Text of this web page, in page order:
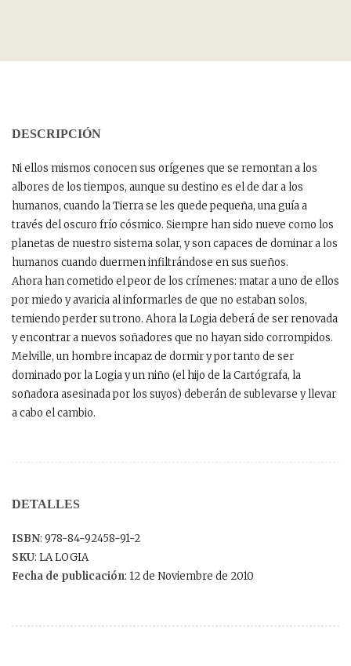
DESCRIPCIÓN
Ni ellos mismos conocen sus orígenes que se remontan a los
albores de los tiempos, aunque su destino es el de dar a los
humanos, cuando la Tierra se les quede pequeña, una guía a
través del oscuro frío cósmico. Siempre han sido nueve como los
planetas de nuestro sistema solar, y son capaces de dominar a los
humanos cuando duermen infiltrándose en sus sueños.
Ahora han cometido el peor de los crímenes: matar a uno de ellos
por miedo y avaricia al informarles de que no estaban solos,
temiendo perder su trono. Ahora la Logia deberá de ser renovada
y encontrar a nuevos soñadores que no hayan sido corrompidos.
Melville, un hombre incapaz de dormir y por tanto de ser
dominado por la Logia y un niño (el hijo de la Cartógrafa, la
soñadora asesinada por los suyos) deberán de sublevarse y llevar
a cabo el cambio.
DETALLES
ISBN: 978-84-92458-91-2
SKU: LA LOGIA
Fecha de publicación: 12 de Noviembre de 2010